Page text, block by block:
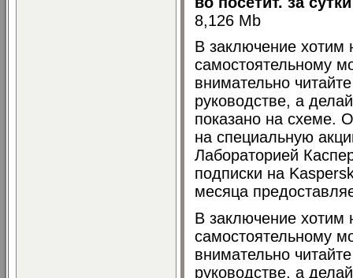
8,126 Mb
В заключение хотим
самостоятельному
внимательно
руководстве, а
показано на схеме.
на специальную
Лабораторией
подписки на
месяца
В заключение хотим
самостоятельному
внимательно
руководстве, а